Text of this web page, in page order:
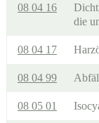
08 04 16
die
08 04 17
08 04 99
08 05 01